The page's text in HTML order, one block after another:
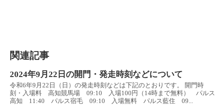
関連記事
2024年9月22日の開門・発走時刻などについて
令和6年9月22日（日）の発走時刻などは下記のとおりです。 開門時
刻・入場料 高知競馬場 09:10 入場100円（14時まで無料） パルス
高知 11:40 パルス宿毛 09:10 入場無料 パルス藍住 09...